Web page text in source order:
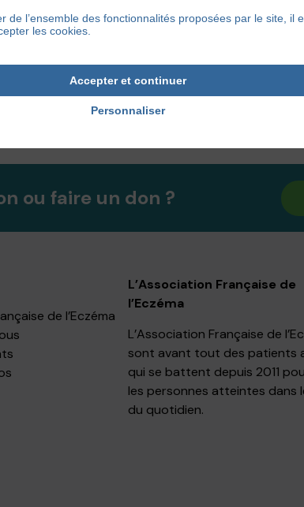
ou faire un don ?
de l’Eczéma
L’Association Française de
l’Eczéma
L’Association Française de
sont avant tout des patients
qui se battent depuis 2011
les personnes atteintes dans
du quotidien.
de l’ensemble des fonctionnalités proposées par le site, il
les cookies.
Accepter et continuer
Personnaliser